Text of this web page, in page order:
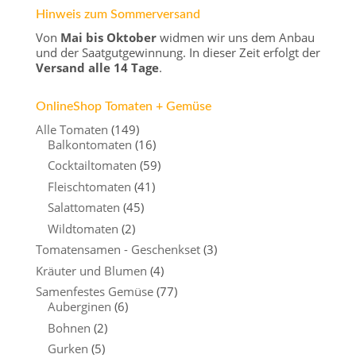
Hinweis zum Sommerversand
Von Mai bis Oktoberwidmen wir uns dem Anbau
und der Saatgutgewinnung. In dieser Zeit erfolgt der
Versand alle 14 Tage.
OnlineShop Tomaten + Gemüse
Alle Tomaten (149)
Balkontomaten (16)
Cocktailtomaten (59)
Fleischtomaten (41)
Salattomaten (45)
Wildtomaten (2)
Tomatensamen - Geschenkset (3)
Kräuter und Blumen (4)
Samenfestes Gemüse (77)
Auberginen (6)
Bohnen (2)
Gurken (5)